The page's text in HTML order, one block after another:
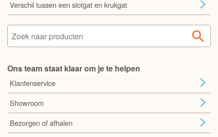
Verschil tussen een slotgat en krukgat
Ons team staat klaar om je te helpen
Klantenservice
Showroom
Bezorgen of afhalen